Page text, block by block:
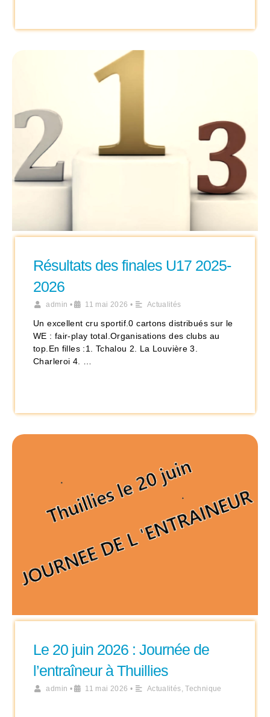
Résultats des finales U17 2025-
2026
admin • 11 mai 2026 • Actualités
Un excellent cru sportif.0 cartons distribués sur le
WE : fair-play total.Organisations des clubs au
top.En filles :1. Tchalou 2. La Louvière 3.
Charleroi 4. …
Le 20 juin 2026 : Journée de
l’entraîneur à Thuillies
admin • 11 mai 2026 • Actualités,Technique